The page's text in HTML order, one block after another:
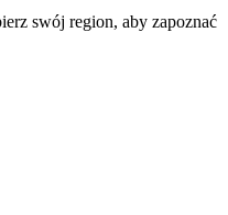
swój region, aby zapoznać